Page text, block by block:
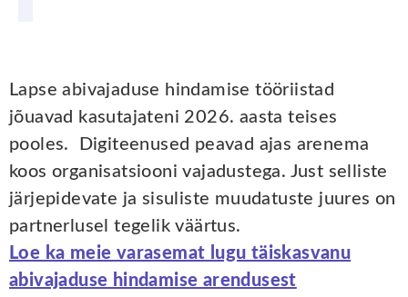
Lapse abivajaduse hindamise tööriistad
jõuavad kasutajateni 2026. aasta teises
pooles. Digiteenused peavad ajas arenema
koos organisatsiooni vajadustega. Just selliste
järjepidevate ja sisuliste muudatuste juures on
partnerlusel tegelik väärtus.
Loe ka meie varasemat lugu täiskasvanu
abivajaduse hindamise arendusest